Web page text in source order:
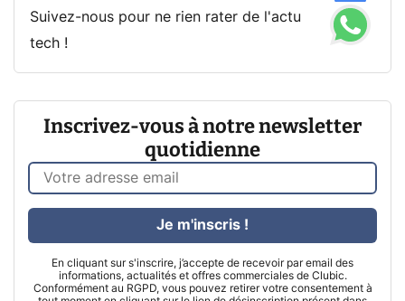
Suivez-nous pour ne rien rater de l'actu
tech !
Inscrivez-vous à notre newsletter
quotidienne
En cliquant sur s'inscrire, j’accepte de recevoir par email des
informations, actualités et offres commerciales de Clubic.
Conformément au RGPD, vous pouvez retirer votre consentement à
Je m'inscris !